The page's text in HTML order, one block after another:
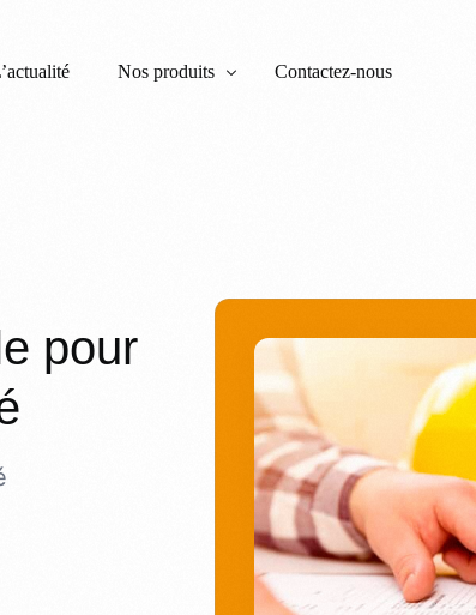
Nos produits
Tous risques chantiers
RC décennale
Assurance Dommages Ouvrage – DOM-TOM
Contactez-nous
pour